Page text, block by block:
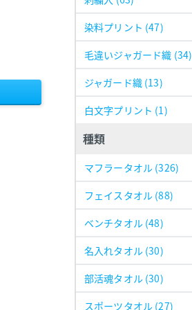
染料プリント (47)
毛違いジャガード織 (34)
ジャガード織 (13)
白文字プリント (1)
種類
マフラータオル (326)
フェイスタオル (88)
ベンチタオル (48)
名入れタオル (30)
部活魂タオル (30)
スポーツタオル (27)